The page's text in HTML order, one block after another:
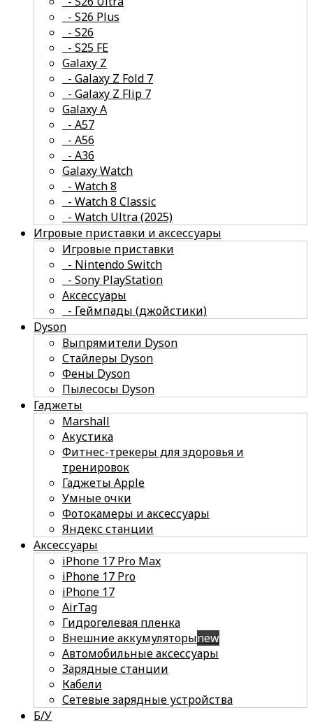
- S26 Plus
- S26
- S25 FE
Galaxy Z
- Galaxy Z Fold 7
- Galaxy Z Flip 7
Galaxy A
- A57
- А56
- А36
Galaxy Watch
- Watch 8
- Watch 8 Classic
- Watch Ultra (2025)
Игровые приставки и аксессуары
Игровые приставки
- Nintendo Switch
- Sony PlayStation
Аксессуары
- Геймпады (джойстики)
Dyson
Выпрямители Dyson
Стайлеры Dyson
Фены Dyson
Пылесосы Dyson
Гаджеты
Marshall
Акустика
Фитнес-трекеры для здоровья и
тренировок
Гаджеты Apple
Умные очки
Фотокамеры и аксессуары
Яндекс станции
Аксессуары
iPhone 17 Pro Max
iPhone 17 Pro
iPhone 17
AirTag
Гидрогелевая пленка
Внешние аккумуляторыnew
Автомобильные аксессуары
Зарядные станции
Кабели
Сетевые зарядные устройства
Б/У